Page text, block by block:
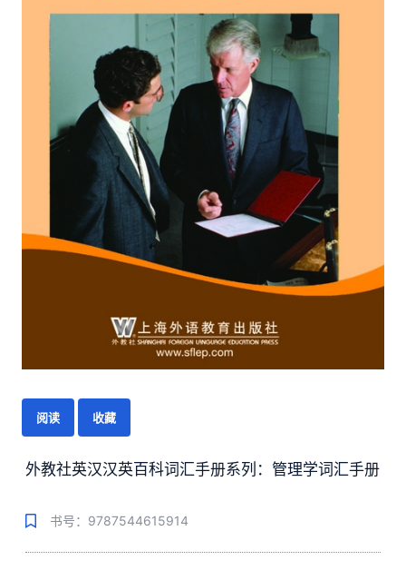
阅读 收藏
外教社英汉汉英百科词汇手册系列：管理学词汇手册
书号：9787544615914